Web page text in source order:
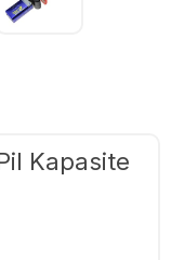
Kapasite